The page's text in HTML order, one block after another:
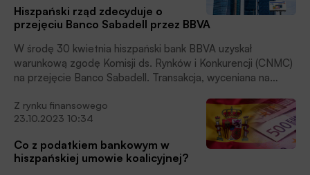
Hiszpański rząd zdecyduje o
przejęciu Banco Sabadell przez BBVA
W środę 30 kwietnia hiszpański bank BBVA uzyskał
warunkową zgodę Komisji ds. Rynków i Konkurencji (CNMC)
na przejęcie Banco Sabadell. Transakcja, wyceniana na
wielkości banku w Hiszpanii pod względem aktywów,
przekraczających 1 bilion euro. Jednakże operacja napotkała
na istotne zastrzeżenia ze strony organów regulacyjnych i
rządu.
Z rynku finansowego
23.10.2023 10:34
Co z podatkiem bankowym w
hiszpańskiej umowie koalicyjnej?